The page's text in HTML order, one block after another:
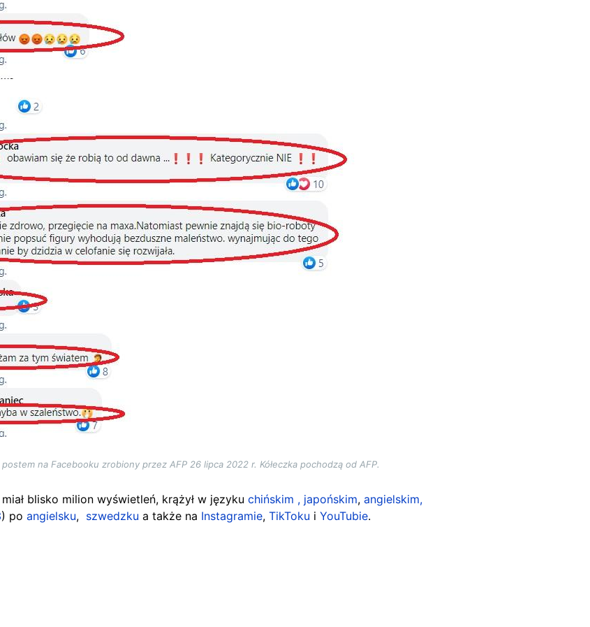
na Facebooku zrobiony przez AFP 26 lipca 2022 r. Kółeczka pochodzą od AFP.
blisko milion wyświetleń, krążył w języku chińskim , japońskim, angielskim,
) po angielsku, szwedzku a także na Instagramie, TikToku i YouTubie.